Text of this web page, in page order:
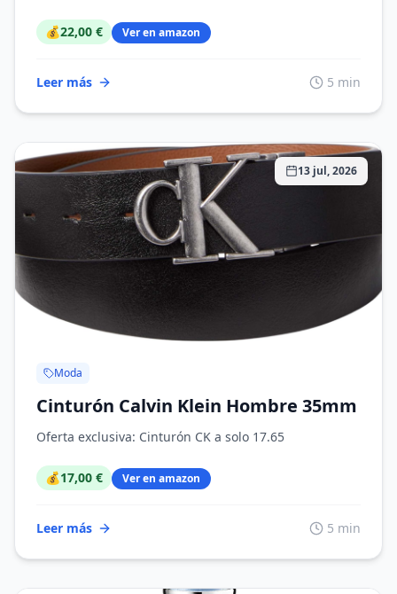
Piedras Naturales y Circonitas. Joyas
para Mujer
💰22,00 € Ver en amazon
Leer más 5 min
13 jul, 2026
Moda
Cinturón Calvin Klein Hombre 35mm
Oferta exclusiva: Cinturón CK a solo 17.65
💰17,00 € Ver en amazon
Leer más 5 min